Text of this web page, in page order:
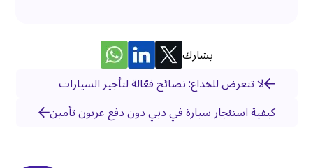
يشارك
لا تتعرض للخداع: نصائح فعّالة لتأجير السيارات
كيفية استئجار سيارة في دبي دون دفع عربون تأمين